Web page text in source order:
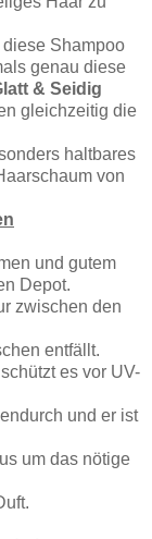
Shampoo
genau diese
& Seidig
gleichzeitig die
haltbares
von
und gutem
Depot.
zwischen den
entfällt.
es vor UV-
und er ist
um das nötige